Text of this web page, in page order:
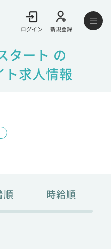
ログイン 新規登録
タート の
ト求人情報
順 時給順